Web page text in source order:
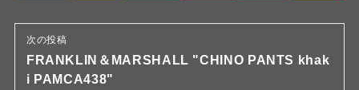
次の投稿
FRANKLIN＆MARSHALL "CHINO PANTS khak
i PAMCA438"